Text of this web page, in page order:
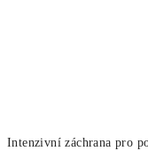
Intenzivní záchrana pro